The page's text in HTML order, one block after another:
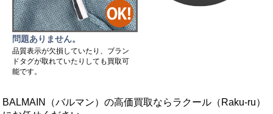
問題ありません。
品質表示が欠損していたり、ブラン
ドタグが取れていたりしても買取可
能です。
BALMAIN（バルマン）の高価買取ならラクール（Raku-ru）